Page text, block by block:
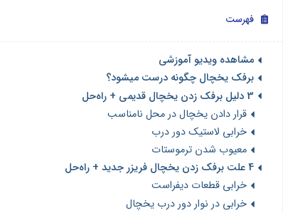
فهرست
مشاهده ویدیو آموزشی
برفک یخچال چگونه درست میشود؟
3 دلیل برفک زدن یخچال قدیمی + راه‌حل
قرار دادن یخچال در محل نامناسب
خرابی لاستیک‌ دور درب
معیوب شدن ترموستات
4 علت برفک زدن یخچال فریزر جدید + راه‌حل
خرابی قطعات دیفراست
خرابی در نوار دور درب یخچال